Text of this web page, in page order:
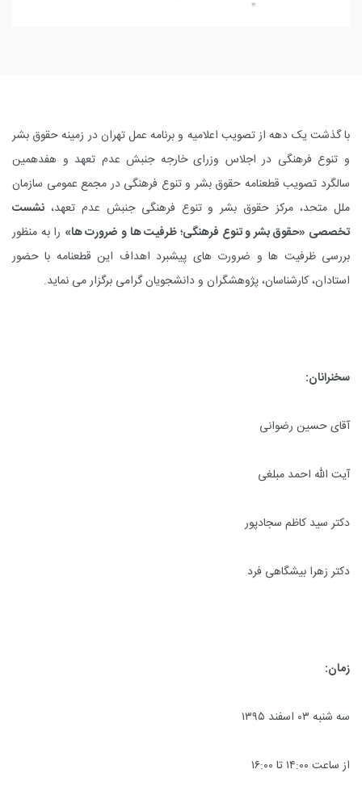
با گذشت یک دهه از تصویب اعلامیه و برنامه عمل تهران در زمینه حقوق بشر
و تنوع فرهنگی در اجلاس وزرای خارجه جنبش عدم تعهد و هفدهمین
سالگرد تصویب قطعنامه حقوق بشر و تنوع فرهنگی در مجمع عمومی سازمان
ملل متحد، مرکز حقوق بشر و تنوع فرهنگی جنبش عدم تعهد، نشست
تخصصی «حقوق بشر و تنوع فرهنگی؛ ظرفیت ها و ضرورت ها» را به منظور
بررسی ظرفیت ها و ضرورت های پیشبرد اهداف این قطعنامه با حضور
استادان، کارشناسان، پژوهشگران و دانشجویان گرامی برگزار می نماید.
سخنرانان:
آقای حسین رضوانی
آیت الله احمد مبلغی
دکتر سید کاظم سجادپور
دکتر زهرا بیشگاهی فرد
زمان:
سه شنبه ۰۳ اسفند ۱۳۹۵
از ساعت ۱۴:۰۰ تا ۱۶:۰۰